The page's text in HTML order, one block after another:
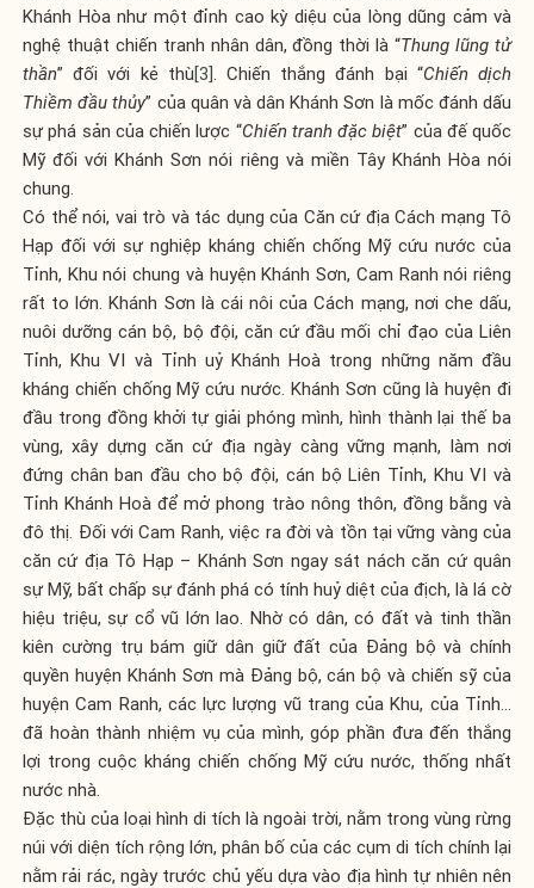
Khánh Hòa như một đỉnh cao kỳ diệu của lòng dũng cảm và
nghệ thuật chiến tranh nhân dân, đồng thời là “Thung lũng tử
thần” đối với kẻ thù[3]. Chiến thắng đánh bại “Chiến dịch
Thiềm đầu thủy” của quân và dân Khánh Sơn là mốc đánh dấu
sự phá sản của chiến lược “Chiến tranh đặc biệt” của đế quốc
Mỹ đối với Khánh Sơn nói riêng và miền Tây Khánh Hòa nói
chung.
Có thể nói, vai trò và tác dụng của Căn cứ địa Cách mạng Tô
Hạp đối với sự nghiệp kháng chiến chống Mỹ cứu nước của
Tỉnh, Khu nói chung và huyện Khánh Sơn, Cam Ranh nói riêng
rất to lớn. Khánh Sơn là cái nôi của Cách mạng, nơi che dấu,
nuôi dưỡng cán bộ, bộ đội, căn cứ đầu mối chỉ đạo của Liên
Tỉnh, Khu VI và Tỉnh uỷ Khánh Hoà trong những năm đầu
kháng chiến chống Mỹ cứu nước. Khánh Sơn cũng là huyện đi
đầu trong đồng khởi tự giải phóng mình, hình thành lại thế ba
vùng, xây dựng căn cứ địa ngày càng vững mạnh, làm nơi
đứng chân ban đầu cho bộ đội, cán bộ Liên Tỉnh, Khu VI và
Tỉnh Khánh Hoà để mở phong trào nông thôn, đồng bằng và
đô thị. Đối với Cam Ranh, việc ra đời và tồn tại vững vàng của
căn cứ địa Tô Hạp – Khánh Sơn ngay sát nách căn cứ quân
sự Mỹ, bất chấp sự đánh phá có tính huỷ diệt của địch, là lá cờ
hiệu triệu, sự cổ vũ lớn lao. Nhờ có dân, có đất và tinh thần
kiên cường trụ bám giữ dân giữ đất của Đảng bộ và chính
quyền huyện Khánh Sơn mà Đảng bộ, cán bộ và chiến sỹ của
huyện Cam Ranh, các lực lượng vũ trang của Khu, của Tỉnh…
đã hoàn thành nhiệm vụ của mình, góp phần đưa đến thắng
lợi trong cuộc kháng chiến chống Mỹ cứu nước, thống nhất
nước nhà.
Đặc thù của loại hình di tích là ngoài trời, nằm trong vùng rừng
núi với diện tích rộng lớn, phân bố của các cụm di tích chính lại
nằm rải rác, ngày trước chủ yếu dựa vào địa hình tự nhiên nên